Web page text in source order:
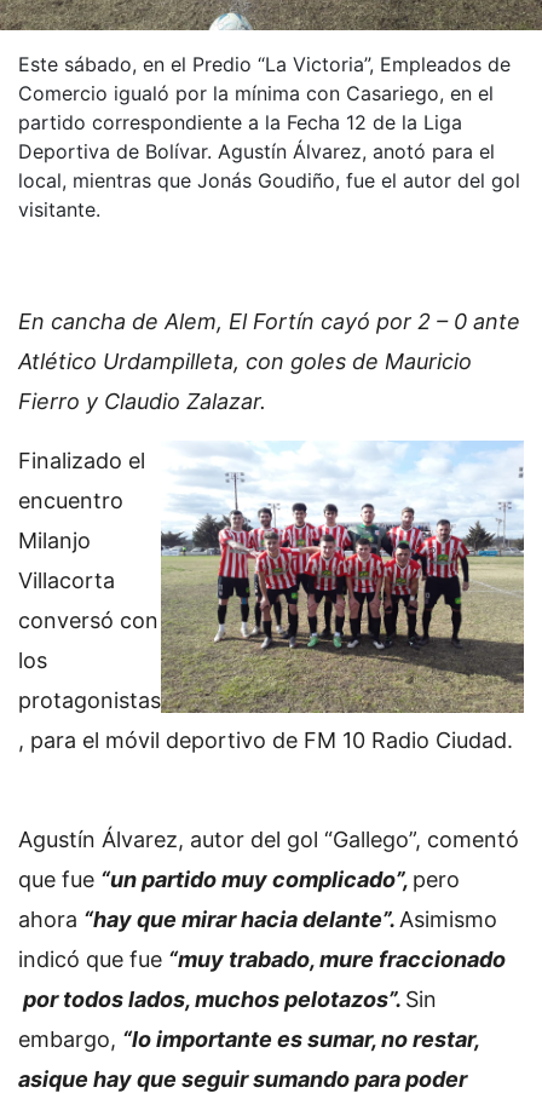
Este sábado, en el Predio “La Victoria”, Empleados de
Comercio igualó por la mínima con Casariego, en el
partido correspondiente a la Fecha 12 de la Liga
Deportiva de Bolívar. Agustín Álvarez, anotó para el
local, mientras que Jonás Goudiño, fue el autor del gol
visitante.
En cancha de Alem, El Fortín cayó por 2 – 0 ante
Atlético Urdampilleta, con goles de Mauricio
Fierro y Claudio Zalazar.
Finalizado el
encuentro
Milanjo
Villacorta
conversó con
los
protagonistas
, para el móvil deportivo de FM 10 Radio Ciudad.
Agustín Álvarez, autor del gol “Gallego”, comentó
que fue “un partido muy complicado”, pero
ahora “hay que mirar hacia delante”. Asimismo
indicó que fue “muy trabado, mure fraccionado
por todos lados, muchos pelotazos”. Sin
embargo, “lo importante es sumar, no restar,
asique hay que seguir sumando para poder